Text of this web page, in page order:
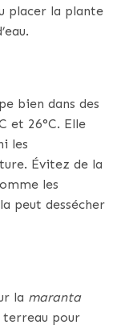
placer la plante
bien dans des
et 26°C. Elle
les
Évitez de la
les
peut dessécher
la maranta
terreau pour